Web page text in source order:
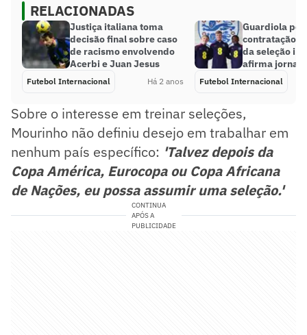
RELACIONADAS
Justiça italiana toma
decisão final sobre caso
de racismo envolvendo
Acerbi e Juan Jesus
Futebol Internacional Há 2 anos
Guardiola
contratação
da seleção
afirma jornal
Futebol Internacional
Sobre o interesse em treinar seleções,
Mourinho não definiu desejo em trabalhar em
nenhum país específico: 'Talvez depois da
Copa América, Eurocopa ou Copa Africana
de Nações, eu possa assumir uma seleção.'
CONTINUA
APÓS A
PUBLICIDADE